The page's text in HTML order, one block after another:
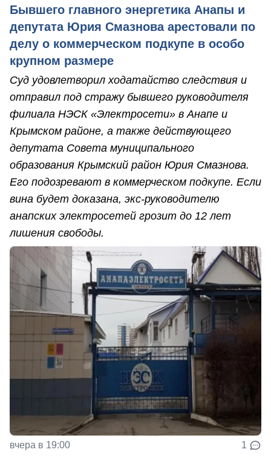
Бывшего главного энергетика Анапы и
депутата Юрия Смазнова арестовали по
делу о коммерческом подкупе в особо
крупном размере
Суд удовлетворил ходатайство следствия и
отправил под стражу бывшего руководителя
филиала НЭСК «Электросети» в Анапе и
Крымском районе, а также действующего
депутата Совета муниципального
образования Крымский район Юрия Смазнова.
Его подозревают в коммерческом подкупе. Если
вина будет доказана, экс-руководителю
анапских электросетей грозит до 12 лет
лишения свободы.
вчера в 19:00 1